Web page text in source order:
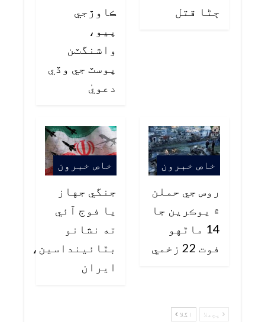
ڄڻا قتل
ڪاوڙجي
پيو،
واشنگٽن
پوسٽ جي وڏي
دعويٰ
خاص خبرون
روس جي حملن
۾ يوڪرين جا
14 ماڻهو
فوت 22 زخمي
خاص خبرون
جنگي جهاز
يا فوج آئي
ته نشانو
بڻائينداسين،
ايران
پچھلا اگلا